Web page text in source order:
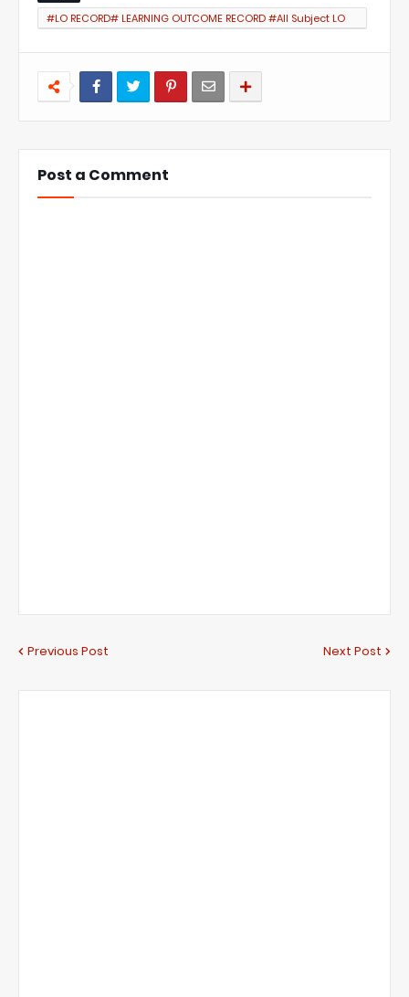
#LO RECORD# LEARNING OUTCOME RECORD #All Subject LO
Post a Comment
Previous Post Next Post